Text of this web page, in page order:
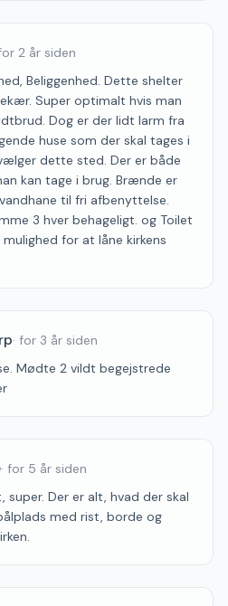
2 år siden
Beliggenhed. Dette shelter
Super optimalt hvis man
Dog er der lidt larm fra
huse som der skal tages i
dette sted. Der er både
kan tage i brug. Brænde er
til fri afbenyttelse.
3 hver behageligt. og Toilet
for at låne kirkens
· for 3 år siden
Mødte 2 vildt begejstrede
· for 5 år siden
super. Der er alt, hvad der skal
med rist, borde og